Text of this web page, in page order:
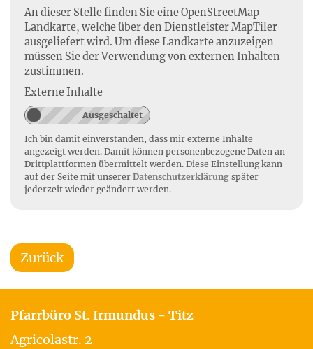
An dieser Stelle finden Sie eine OpenStreetMap
Landkarte, welche über den Dienstleister MapTiler
ausgeliefert wird. Um diese Landkarte anzuzeigen
müssen Sie der Verwendung von externen Inhalten
zustimmen.
Externe Inhalte
Ich bin damit einverstanden, dass mir externe Inhalte
angezeigt werden. Damit können personenbezogene Daten an
Drittplattformen übermittelt werden. Diese Einstellung kann
auf der Seite mit unserer Datenschutzerklärung später
jederzeit wieder geändert werden.
Zurück
Pfarrbüro St. Irmundus - Titz
Agricolastr. 2